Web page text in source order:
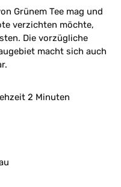
Grünem Tee mag und
verzichten möchte,
Die vorzügliche
macht sich auch
2 Minuten